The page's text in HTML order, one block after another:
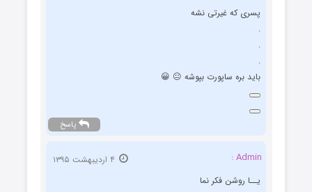
پسری که غیرتی نشه
.
.
.
باید بره ساپورت بپوشه 😐 😀
پاسخ
Admin :
۴ اردیبهشت ۱۳۹۵
یــا روشن فکر نما